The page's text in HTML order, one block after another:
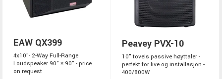
EAW QX399
4x10"- 2-Way Full-Range
Loudspeaker 90° × 90° - price
on request
Peavey PVX-10
10" toveis passive høyttaler -
perfekt for live og installasjon -
400/800W